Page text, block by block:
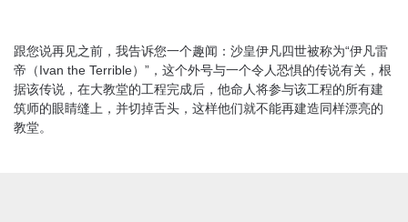
跟您说再见之前，我告诉您一个趣闻：沙皇伊凡四世被称为“伊凡雷
帝（Ivan the Terrible）”，这个外号与一个令人恐惧的传说有关，根
据该传说，在大教堂的工程完成后，他命人将参与该工程的所有建
筑师的眼睛缝上，并切掉舌头，这样他们就不能再建造同样漂亮的
教堂。